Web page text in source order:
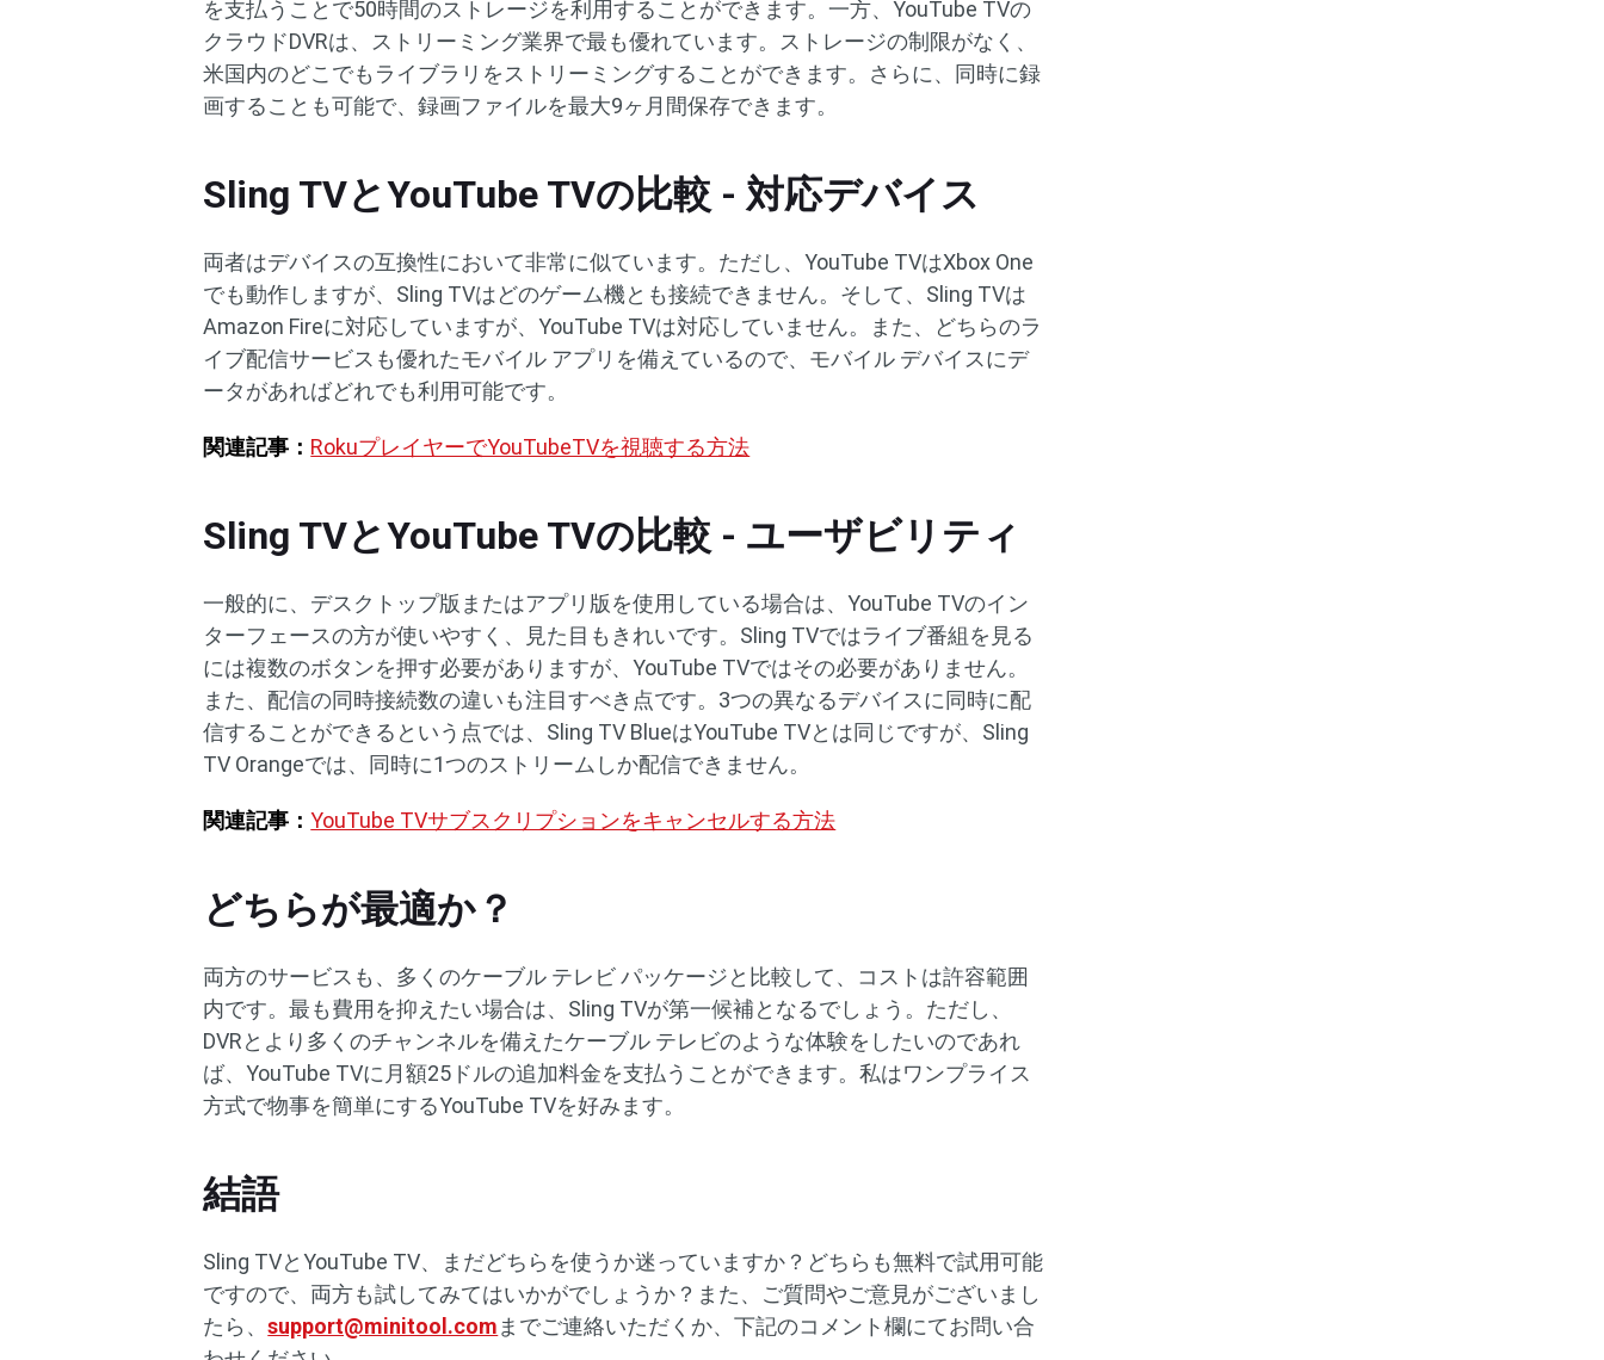
を支払うことで50時間のストレージを利用することができます。一方、YouTube TVの
クラウドDVRは、ストリーミング業界で最も優れています。ストレージの制限がなく、
米国内のどこでもライブラリをストリーミングすることができます。さらに、同時に録
画することも可能で、録画ファイルを最大9ヶ月間保存できます。
Sling TVとYouTube TVの比較 - 対応デバイス
両者はデバイスの互換性において非常に似ています。ただし、YouTube TVはXbox One
でも動作しますが、Sling TVはどのゲーム機とも接続できません。そして、Sling TVは
Amazon Fireに対応していますが、YouTube TVは対応していません。また、どちらのラ
イブ配信サービスも優れたモバイル アプリを備えているので、モバイル デバイスにデ
ータがあればどれでも利用可能です。
関連記事： RokuプレイヤーでYouTubeTVを視聴する方法
Sling TVとYouTube TVの比較 - ユーザビリティ
一般的に、デスクトップ版またはアプリ版を使用している場合は、YouTube TVのイン
ターフェースの方が使いやすく、見た目もきれいです。Sling TVではライブ番組を見る
には複数のボタンを押す必要がありますが、YouTube TVではその必要がありません。
また、配信の同時接続数の違いも注目すべき点です。3つの異なるデバイスに同時に配
信することができるという点では、Sling TV BlueはYouTube TVとは同じですが、Sling
TV Orangeでは、同時に1つのストリームしか配信できません。
関連記事：YouTube TVサブスクリプションをキャンセルする方法
どちらが最適か？
両方のサービスも、多くのケーブル テレビ パッケージと比較して、コストは許容範囲
内です。最も費用を抑えたい場合は、Sling TVが第一候補となるでしょう。ただし、
DVRとより多くのチャンネルを備えたケーブル テレビのような体験をしたいのであれ
ば、YouTube TVに月額25ドルの追加料金を支払うことができます。私はワンプライス
方式で物事を簡単にするYouTube TVを好みます。
結語
Sling TVとYouTube TV、まだどちらを使うか迷っていますか？どちらも無料で試用可能
ですので、両方も試してみてはいかがでしょうか？また、ご質問やご意見がございまし
たら、support@minitool.com までご連絡いただくか、下記のコメント欄にてお問い合